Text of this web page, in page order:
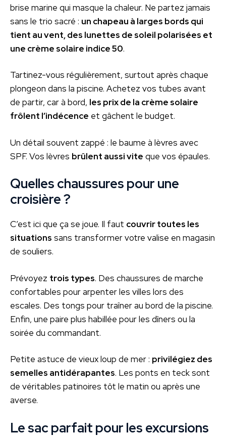
brise marine qui masque la chaleur. Ne partez jamais
sans le trio sacré : un chapeau à larges bords qui
tient au vent, des lunettes de soleil polarisées et
une crème solaire indice 50.
Tartinez-vous régulièrement, surtout après chaque
plongeon dans la piscine. Achetez vos tubes avant
de partir, car à bord, les prix de la crème solaire
frôlent l’indécence et gâchent le budget.
Un détail souvent zappé : le baume à lèvres avec
SPF. Vos lèvres brûlent aussi vite que vos épaules.
Quelles chaussures pour une
croisière ?
C’est ici que ça se joue. Il faut couvrir toutes les
situations sans transformer votre valise en magasin
de souliers.
Prévoyez trois types. Des chaussures de marche
confortables pour arpenter les villes lors des
escales. Des tongs pour traîner au bord de la piscine.
Enfin, une paire plus habillée pour les dîners ou la
soirée du commandant.
Petite astuce de vieux loup de mer : privilégiez des
semelles antidérapantes. Les ponts en teck sont
de véritables patinoires tôt le matin ou après une
averse.
Le sac parfait pour les excursions